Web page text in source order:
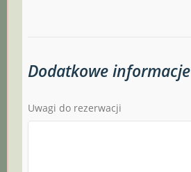
Dodatkowe informacje
Uwagi do rezerwacji